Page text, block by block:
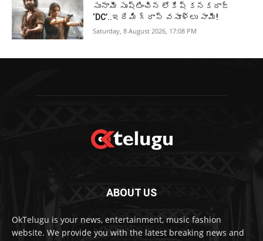
సునామీ సృష్టించిన లోకేష్ కనకరాజ్
‘DC’..ఇదేమి గ్రాస్ వసూళ్లు సామీ!
Saturday, 8 August 2026, 17:08 PM
ABOUT US
OkTelugu is your news, entertainment, music fashion
website. We provide you with the latest breaking news and